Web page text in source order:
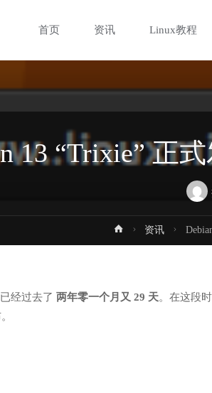
至
容
首页 资讯 Linux教程
13 “Trixie” 正
首
页
资讯
经过去了 两年零一个月又 29 天。在这段